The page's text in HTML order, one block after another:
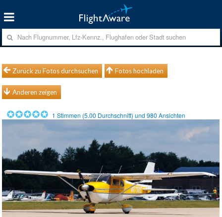
Zurück zu Fotos durchsuchen Fotos hochladen
Anderen zeigen
1 Stimmen (5.00 Durchschnitt) und980 Ansichten